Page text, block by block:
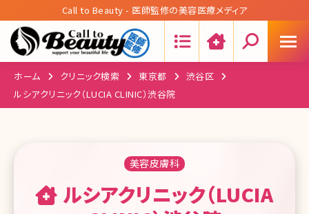
Call to Beauty - 医師監修の美容医療メディア
ホーム クリニック検索 東京都
渋谷区
ルシアクリニック（LUCIA CLINIC）渋谷院
美容皮膚科
ルシアクリニック（LUCIA